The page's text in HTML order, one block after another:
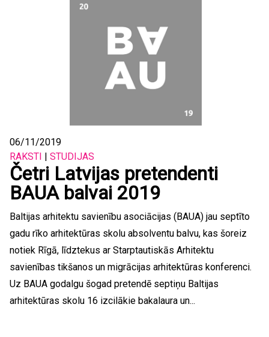
06/11/2019
RAKSTI | STUDIJAS
Četri Latvijas pretendenti
BAUA balvai 2019
Baltijas arhitektu savienību asociācijas (BAUA) jau septīto
gadu rīko arhitektūras skolu absolventu balvu, kas šoreiz
notiek Rīgā, līdztekus ar Starptautiskās Arhitektu
savienības tikšanos un migrācijas arhitektūras konferenci.
Uz BAUA godalgu šogad pretendē septiņu Baltijas
arhitektūras skolu 16 izcilākie bakalaura un...